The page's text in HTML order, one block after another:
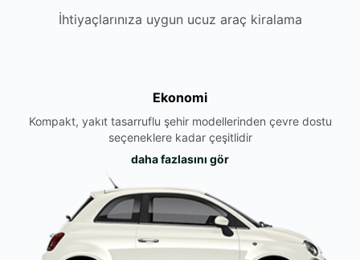
İhtiyaçlarınıza uygun ucuz araç kiralama
Ekonomi
Kompakt, yakıt tasarruflu şehir modellerinden çevre dostu
seçeneklere kadar çeşitlidir
daha fazlasını gör